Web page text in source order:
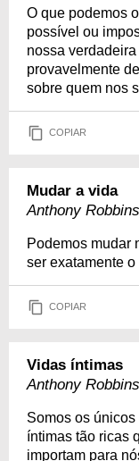
O que podemos
possível ou
nossa
provavelmente
sobre quem nos
COPIAR
Mudar a vida
Anthony Robbins
Podemos mudar
ser exatamente
COPIAR
Vidas íntimas
Anthony Robbins
Somos os
íntimas tão ricas
importam para